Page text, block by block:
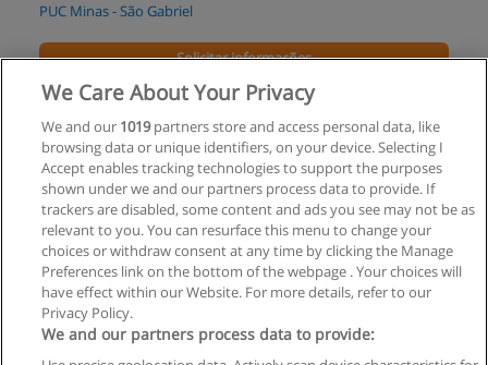
PUC Minas - São Gabriel
Solicitar informações
Especialização em Desenvolvimento de Sistemas
para a Web
PUC Minas - Contagem
Solicitar informações
Regras de uso
We Care About Your Privacy
We and our 1019partners store and access personal data, like
browsing data or unique identifiers, on your device. Selecting I
Accept enables tracking technologies to support the purposes
shown under we and our partners process data to provide. If
trackers are disabled, some content and ads you see may not be as
relevant to you. You can resurface this menu to change your
choices or withdraw consent at any time by clicking the Manage
Preferences link on the bottom of the webpage . Your choices will
have effect within our Website. For more details, refer to our
Privacy Policy.
We and our partners process data to provide: